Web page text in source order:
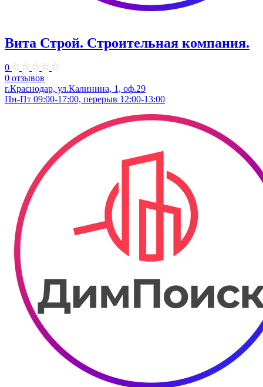
Вита Строй. Строительная компания.
0
0 отзывов
г.Краснодар, ул.Калинина, 1, оф.29
Пн-Пт 09:00-17:00, перерыв 12:00-13:00